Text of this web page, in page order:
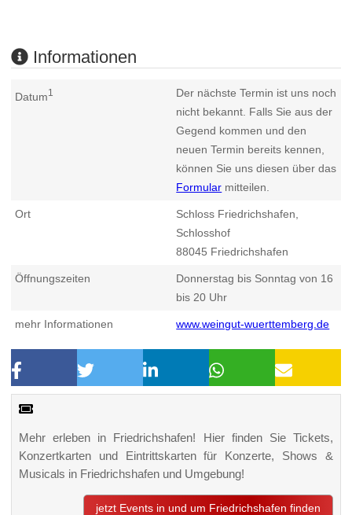
Informationen
Datum1
Der nächste Termin ist uns noch
nicht bekannt. Falls Sie aus der
Gegend kommen und den
neuen Termin bereits kennen,
können Sie uns diesen über das
Formular mitteilen.
Ort
Schloss Friedrichshafen,
Schlosshof
88045 Friedrichshafen
Öffnungszeiten
Donnerstag bis Sonntag von 16
bis 20 Uhr
mehr Informationen www.weingut-wuerttemberg.de
Mehr erleben in Friedrichshafen! Hier finden Sie Tickets,
Konzertkarten und Eintrittskarten für Konzerte, Shows &
Musicals in Friedrichshafen und Umgebung!
jetzt Events in und um Friedrichshafen finden